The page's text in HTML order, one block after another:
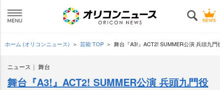
ホーム (オリコンニュース) 芸能 TOP 舞台『A3!』ACT2! SUMMER公演 兵頭九
ニュース 舞台
舞台『A3!』ACT2! SUMMER公演 兵頭九門役